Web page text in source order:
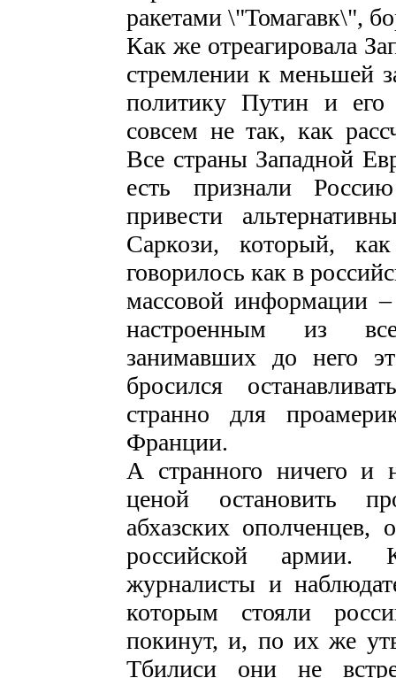
ракетами \"Томагавк\",
Как же отреагировала
стремлении к меньшей
политику Путин и его
совсем не так, как
Все страны Западной
есть признали
привести
Саркози, который,
говорилось как в
массовой информации
настроенным из
занимавших до него
бросился
странно для
Франции.
А странного ничего и
ценой остановить
абхазских ополченцев,
российской армии.
журналисты и
которым стояли
покинут, и, по их же
Тбилиси они не